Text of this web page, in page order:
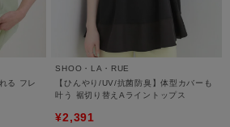
る フレ
SHOO・LA・RUE
【ひんやり/UV/抗菌防臭】体型カバーも
叶う 裾切り替えAライントップス
¥2,391